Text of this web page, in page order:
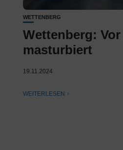
WETTENBERG
Wettenberg:
masturbiert
19.11.2024
WEITERLESEN